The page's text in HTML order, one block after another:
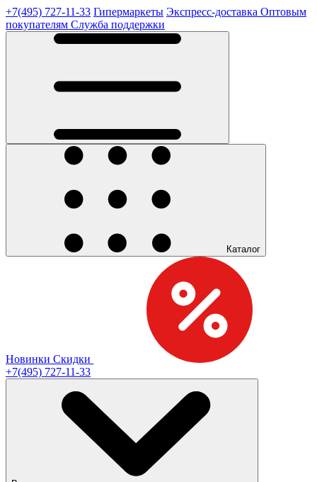
+7(495) 727-11-33 Гипермаркеты Экспресс-доставка Оптовым
покупателям Служба поддержки
Каталог
Новинки Скидки
+7(495) 727-11-33